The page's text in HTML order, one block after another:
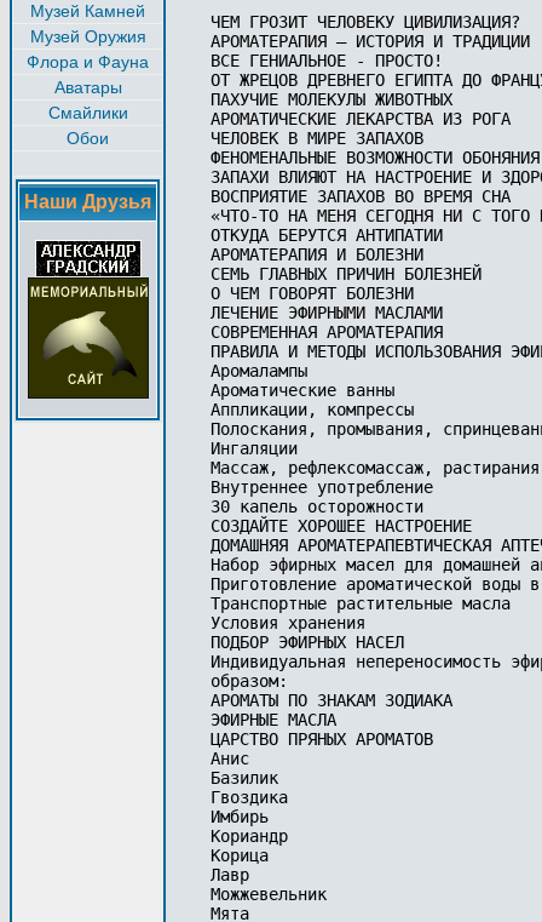
Музей Камней
Музей Оружия
Флора и Фауна
Аватары
Смайлики
Обои
Наши Друзья
ЧЕМ ГРОЗИТ ЧЕЛОВЕКУ ЦИВИЛИЗАЦИЯ?
АРОМАТЕРАПИЯ – ИСТОРИЯ И ТРАДИЦИИ
ВСЕ ГЕНИАЛЬНОЕ - ПРОСТО!
ОТ ЖРЕЦОВ ДРЕВНЕГО ЕГИПТА ДО
ПАХУЧИЕ МОЛЕКУЛЫ ЖИВОТНЫХ
АРОМАТИЧЕСКИЕ ЛЕКАРСТВА ИЗ РОГА
ЧЕЛОВЕК В МИРЕ ЗАПАХОВ
ФЕНОМЕНАЛЬНЫЕ ВОЗМОЖНОСТИ
ЗАПАХИ ВЛИЯЮТ НА НАСТРОЕНИЕ И
ВОСПРИЯТИЕ ЗАПАХОВ ВО ВРЕМЯ СНА
«ЧТО-ТО НА МЕНЯ СЕГОДНЯ НИ С
ОТКУДА БЕРУТСЯ АНТИПАТИИ
АРОМАТЕРАПИЯ И БОЛЕЗНИ
СЕМЬ ГЛАВНЫХ ПРИЧИН БОЛЕЗНЕЙ
О ЧЕМ ГОВОРЯТ БОЛЕЗНИ
ЛЕЧЕНИЕ ЭФИРНЫМИ МАСЛАМИ
СОВРЕМЕННАЯ АРОМАТЕРАПИЯ
ПРАВИЛА И МЕТОДЫ ИСПОЛЬЗОВАНИЯ
Аромалампы
Ароматические ванны
Аппликации, компрессы
Полоскания, промывания,
Ингаляции
Массаж, рефлексомассаж, растирания
Внутреннее употребление
30 капель осторожности
СОЗДАЙТЕ ХОРОШЕЕ НАСТРОЕНИЕ
ДОМАШНЯЯ АРОМАТЕРАПЕВТИЧЕСКАЯ
Набор эфирных масел для домашней
Приготовление ароматической воды
Транспортные растительные масла
Условия хранения
ПОДБОР ЭФИРНЫХ НАСЕЛ
Индивидуальная непереносимость
образом:
АРОМАТЫ ПО ЗНАКАМ ЗОДИАКА
ЭФИРНЫЕ МАСЛА
ЦАРСТВО ПРЯНЫХ АРОМАТОВ
Анис
Базилик
Гвоздика
Имбирь
Кориандр
Корица
Лавр
Можжевельник
Мята